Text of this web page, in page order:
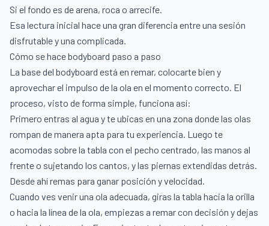
Si el fondo es de arena, roca o arrecife.
Esa lectura inicial hace una gran diferencia entre una sesión
disfrutable y una complicada.
Cómo se hace bodyboard paso a paso
La base del bodyboard está en remar, colocarte bien y
aprovechar el impulso de la ola en el momento correcto. El
proceso, visto de forma simple, funciona así:
Primero entras al agua y te ubicas en una zona donde las olas
rompan de manera apta para tu experiencia. Luego te
acomodas sobre la tabla con el pecho centrado, las manos al
frente o sujetando los cantos, y las piernas extendidas detrás.
Desde ahí remas para ganar posición y velocidad.
Cuando ves venir una ola adecuada, giras la tabla hacia la orilla
o hacia la línea de la ola, empiezas a remar con decisión y dejas